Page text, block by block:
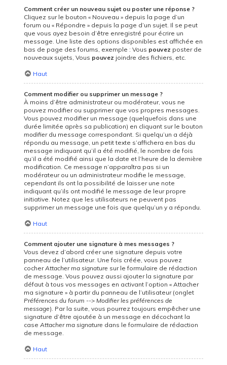
Comment créer un nouveau sujet ou poster une réponse ?
Cliquez sur le bouton « Nouveau » depuis la page d’un
forum ou « Répondre » depuis la page d’un sujet. Il se peut
que vous ayez besoin d’être enregistré pour écrire un
message. Une liste des options disponibles est affichée en
bas de page des forums, exemple : Vous pouvez poster de
nouveaux sujets, Vous pouvez joindre des fichiers, etc.
Haut
Comment modifier ou supprimer un message ?
À moins d’être administrateur ou modérateur, vous ne
pouvez modifier ou supprimer que vos propres messages.
Vous pouvez modifier un message (quelquefois dans une
durée limitée après sa publication) en cliquant sur le bouton
modifierdu message correspondant. Si quelqu’un a déjà
répondu au message, un petit texte s’affichera en bas du
message indiquant qu’il a été modifié, le nombre de fois
qu’il a été modifié ainsi que la date et l’heure de la dernière
modification. Ce message n’apparaîtra pas si un
modérateur ou un administrateur modifie le message,
cependant ils ont la possibilité de laisser une note
indiquant qu’ils ont modifié le message de leur propre
initiative. Notez que les utilisateurs ne peuvent pas
supprimer un message une fois que quelqu’un y a répondu.
Haut
Comment ajouter une signature à mes messages ?
Vous devez d’abord créer une signature depuis votre
panneau de l’utilisateur. Une fois créée, vous pouvez
cocherAttacher ma signature sur le formulaire de rédaction
de message. Vous pouvez aussi ajouter la signature par
défaut à tous vos messages en activant l’option « Attacher
ma signature » à partir du panneau de l’utilisateur (onglet
Préférences du forum --> Modifier les préférences de
message). Par la suite, vous pourrez toujours empêcher une
signature d’être ajoutée à un message en décochant la
caseAttacher ma signature dans le formulaire de rédaction
de message.
Haut